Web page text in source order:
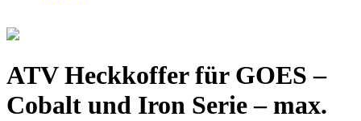
ATV Heckkoffer für GOES –
Cobalt und Iron Serie – max.